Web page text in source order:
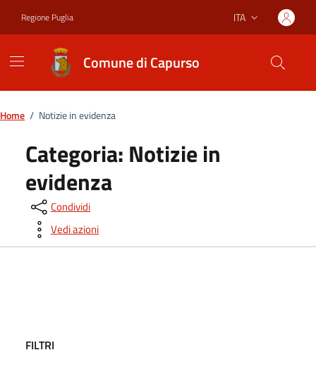
Regione Puglia Lingua attiva:
ITA
Comune di Capurso
Home / Notizie in evidenza
Categoria: Notizie in
evidenza
Condividi
Vedi azioni
FILTRI